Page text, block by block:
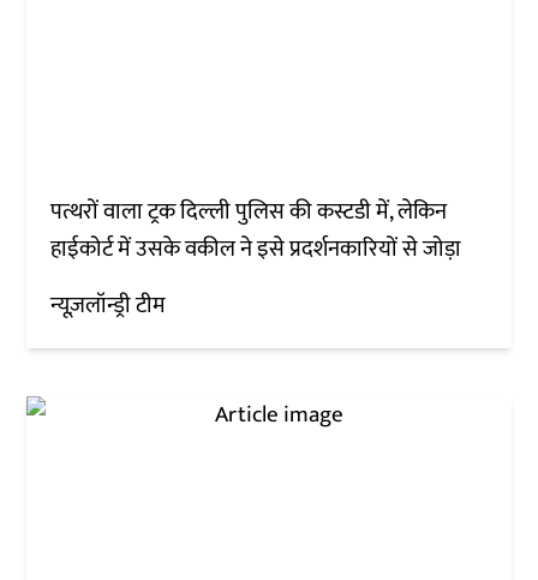
पत्थरों वाला ट्रक दिल्ली पुलिस की कस्टडी में, लेकिन
हाईकोर्ट में उसके वकील ने इसे प्रदर्शनकारियों से जोड़ा
न्यूज़लॉन्ड्री टीम